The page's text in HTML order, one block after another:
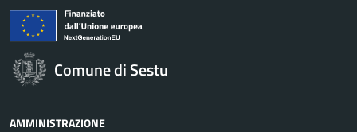
Comune di Sestu
AMMINISTRAZIONE